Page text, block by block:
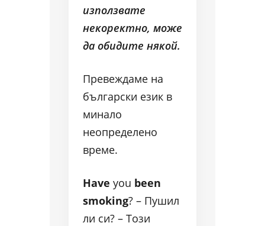
използвате
некоректно, може
да обидите някой.
Превеждаме на
български език в
минало
неопределено
време.
Have you been
smoking? – Пушил
ли си? – Този